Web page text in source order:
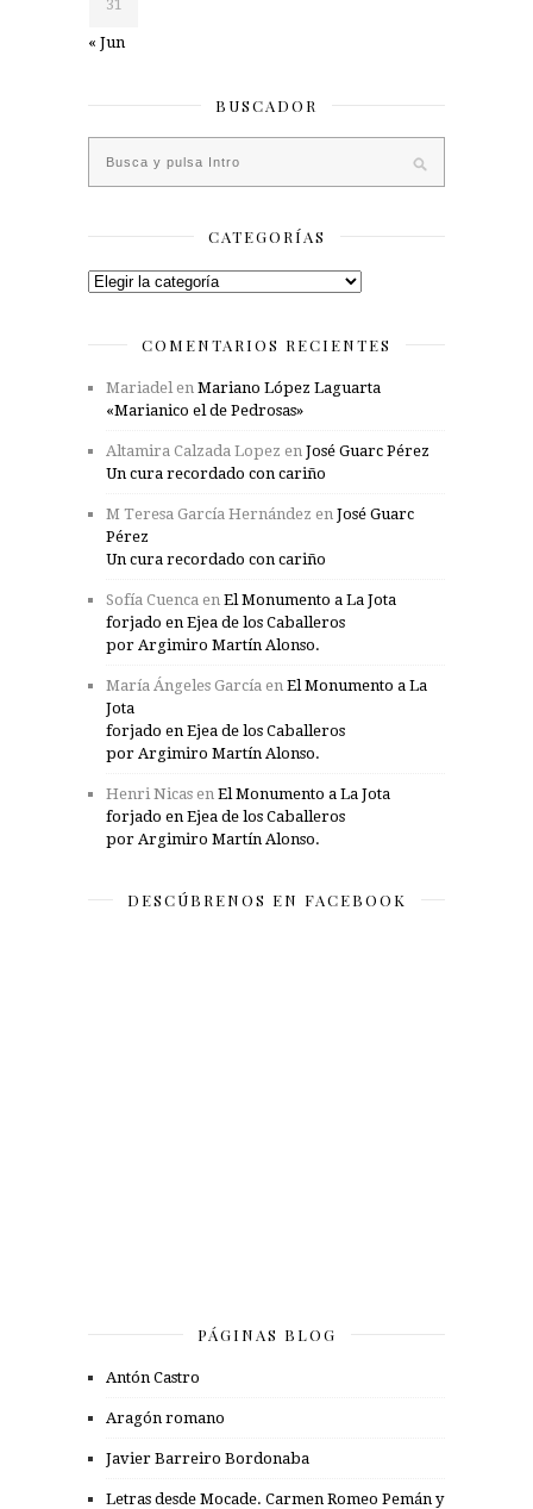
31
« Jun
BUSCADOR
CATEGORÍAS
Categorías
COMENTARIOS RECIENTES
Mariadel en Mariano López Laguarta
«Marianico el de Pedrosas»
Altamira Calzada Lopez en José Guarc Pérez
Un cura recordado con cariño
M Teresa García Hernández en José Guarc
Pérez
Un cura recordado con cariño
Sofía Cuenca en El Monumento a La Jota
forjado en Ejea de los Caballeros
por Argimiro Martín Alonso.
María Ángeles García en El Monumento a La
Jota
forjado en Ejea de los Caballeros
por Argimiro Martín Alonso.
Henri Nicas en El Monumento a La Jota
forjado en Ejea de los Caballeros
por Argimiro Martín Alonso.
DESCÚBRENOS EN FACEBOOK
PÁGINAS BLOG
Antón Castro
Aragón romano
Javier Barreiro Bordonaba
Letras desde Mocade. Carmen Romeo Pemán y